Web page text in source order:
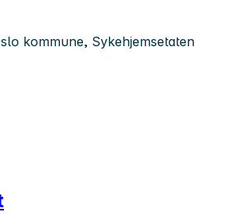
kommune, Sykehjemsetaten